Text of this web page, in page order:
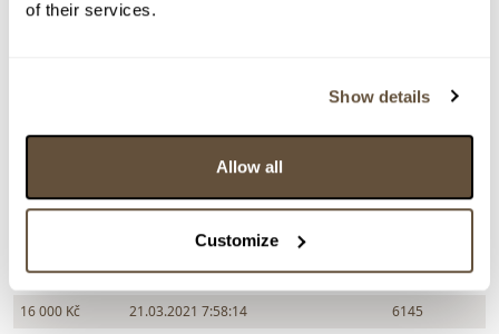
of their services.
Show details
Allow all
Customize
> Zobrazit informaci jak prodat předmět v aukci
19 000 Kč
limit (01.04.2021 19:31:15)
4160
01.04.2021 19:31:16
17 000 Kč
limit (21.03.2021 7:58:13)
4160
16 000 Kč
21.03.2021 7:58:14
6145